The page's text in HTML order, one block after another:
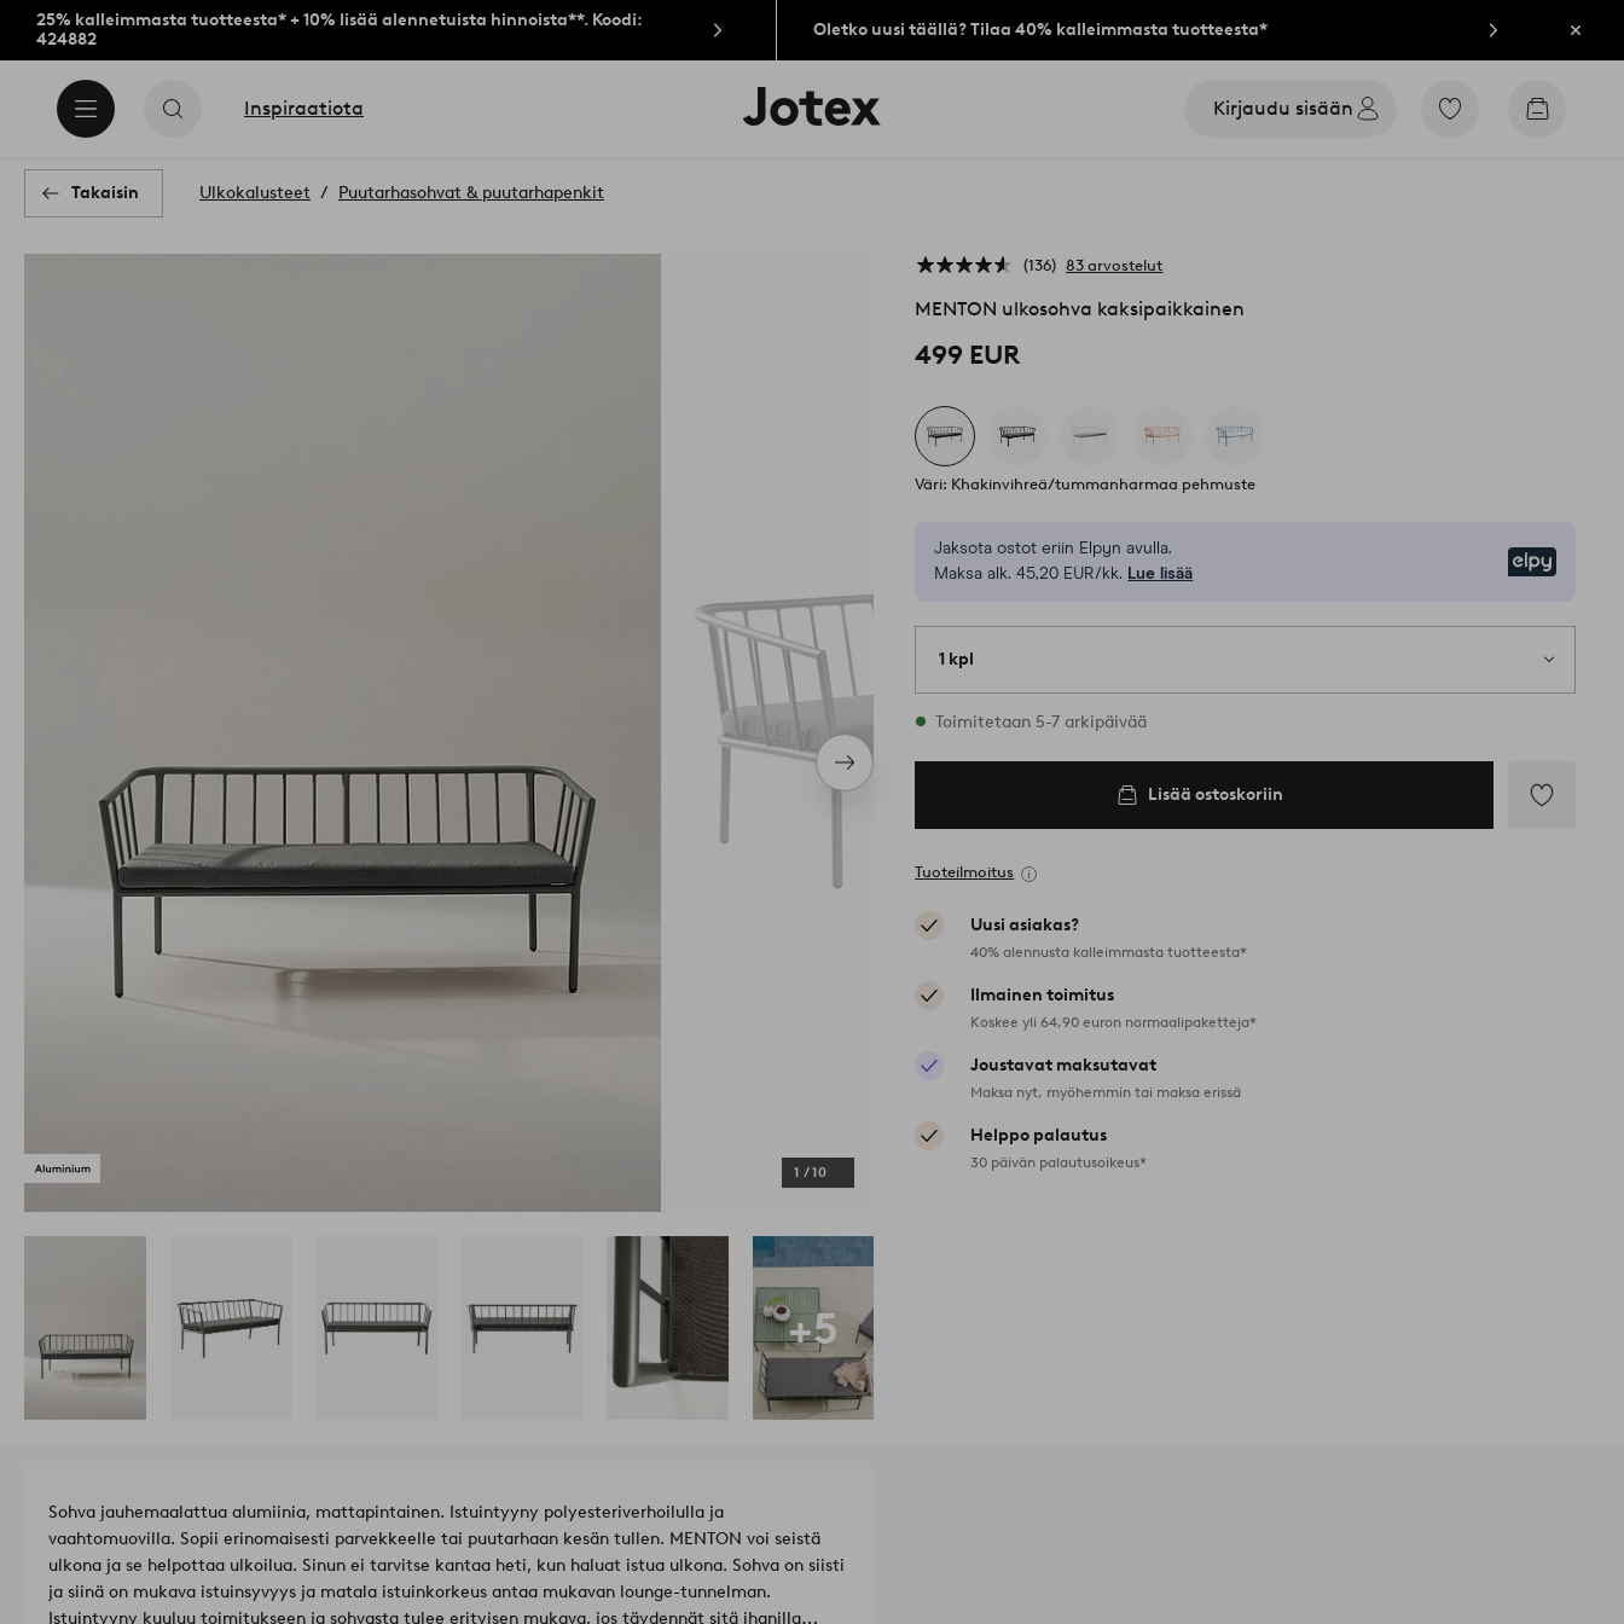
25% kalleimmasta tuotteesta* + 10% lisää alennetuista hinnoista**. Koodi:
424882
Oletko uusi täällä? Tilaa 40% kalleimmasta tuotteesta* Sulje
Inspiraatiota
Jotex-
logo
Kirjaudu sisään
Siirry
Siirry
Takaisin Ulkokalusteet Puutarhasohvat & puutarhapenkit
Seuraava
tuote
1 /10
136 83 arvostelut
MENTON ulkosohva kaksipaikkainen
499 EUR
Väri: Khakinvihreä/tummanharmaa pehmuste
Jaksota ostot eriin Elpyn avulla.
Maksa alk. 45,20 EUR/kk. Lue lisää
1 kpl
Varastossa
Toimitetaan 5-7 arkipäivää
Lisää ostoskoriin
Tuoteilmoitus
Uusi asiakas?
40% alennusta kalleimmasta tuotteesta*
Ilmainen toimitus
Koskee yli 64,90 euron normaalipaketteja*
Joustavat maksutavat
Maksa nyt, myöhemmin tai maksa erissä
Helppo palautus
30 päivän palautusoikeus*
+5
Sohva jauhemaalattua alumiinia, mattapintainen. Istuintyyny polyesteriverhoilulla ja
vaahtomuovilla. Sopii erinomaisesti parvekkeelle tai puutarhaan kesän tullen. MENTON voi seistä
ulkona ja se helpottaa ulkoilua. Sinun ei tarvitse kantaa heti, kun haluat istua ulkona. Sohva on siisti
ja siinä on mukava istuinsyvyys ja matala istuinkorkeus antaa mukavan lounge-tunnelman.
Istuintyyny kuuluu toimitukseen ja sohvasta tulee erityisen mukava, jos täydennät sitä ihanilla